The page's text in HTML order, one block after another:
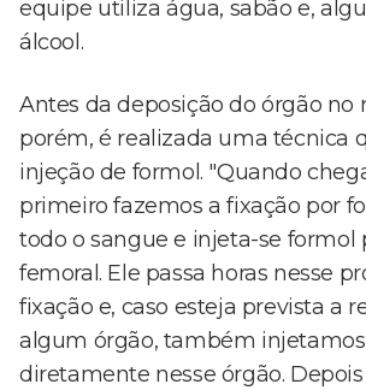
equipe utiliza água, sabão e,
álcool.
Antes da deposição do órgão no
porém, é realizada uma técnica
injeção de formol. "Quando
primeiro fazemos a fixação por
todo o sangue e injeta-se formol
femoral. Ele passa horas nesse
fixação e, caso esteja prevista a
algum órgão, também
diretamente nesse órgão.